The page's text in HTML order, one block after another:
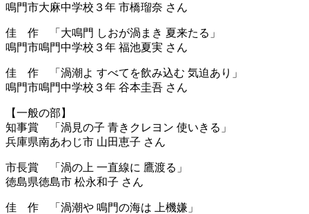
鳴門市大麻中学校３年 市橋瑠奈 さん
佳 作 「大鳴門 しおが渦まき 夏来たる」
鳴門市鳴門中学校３年 福池夏実 さん
佳 作 「渦潮よ すべてを飲み込む 気迫あり」
鳴門市鳴門中学校３年 谷本圭吾 さん
【一般の部】
知事賞 「渦見の子 青きクレヨン 使いきる」
兵庫県南あわじ市 山田恵子 さん
市長賞 「渦の上 一直線に 鷹渡る」
徳島県徳島市 松永和子 さん
佳 作 「渦潮や 鳴門の海は 上機嫌」